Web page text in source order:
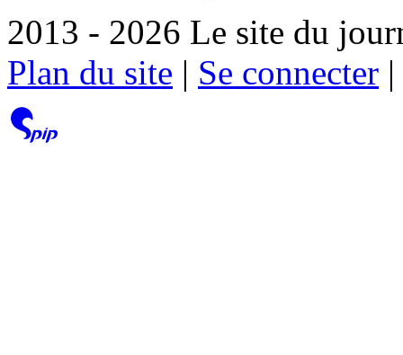
2013 - 2026 Le site du
Plan du site | Se connecter |